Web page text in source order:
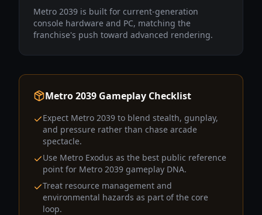
Metro 2039 is built for current-generation
console hardware and PC, matching the
franchise's push toward advanced rendering.
Metro 2039 Gameplay Checklist
Expect Metro 2039 to blend stealth, gunplay,
and pressure rather than chase arcade
spectacle.
Use Metro Exodus as the best public reference
point for Metro 2039 gameplay DNA.
Treat resource management and
environmental hazards as part of the core
loop.